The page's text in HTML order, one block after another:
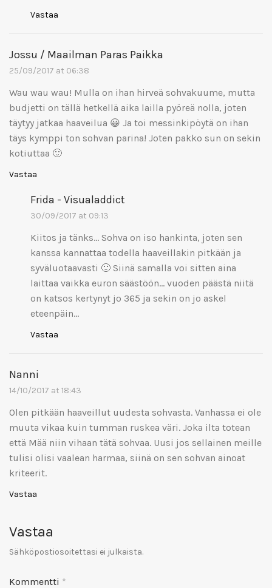
Vastaa
Jossu / Maailman Paras Paikka
25/09/2017 at 06:38
Wau wau wau! Mulla on ihan hirveä sohvakuume, mutta
budjetti on tällä hetkellä aika lailla pyöreä nolla, joten
täytyy jatkaa haaveilua 😀 Ja toi messinkipöytä on ihan
täys kymppi ton sohvan parina! Joten pakko sun on sekin
kotiuttaa 🙂
Vastaa
Frida - Visualaddict
30/09/2017 at 09:13
Kiitos ja tänks… Sohva on iso hankinta, joten sen
kanssa kannattaa todella haaveillakin pitkään ja
syväluotaavasti 🙂 Siinä samalla voi sitten aina
laittaa vaikka euron säästöön… vuoden päästä niitä
on katsos kertynyt jo 365 ja sekin on jo askel
eteenpäin…
Vastaa
Nanni
14/10/2017 at 18:43
Olen pitkään haaveillut uudesta sohvasta. Vanhassa ei ole
muuta vikaa kuin tumman ruskea väri. Joka ilta totean
että Mää niin vihaan tätä sohvaa. Uusi jos sellainen meille
tulisi olisi vaalean harmaa, siinä on sen sohvan ainoat
kriteerit.
Vastaa
Vastaa
Sähköpostiosoitettasi ei julkaista.
Kommentti *